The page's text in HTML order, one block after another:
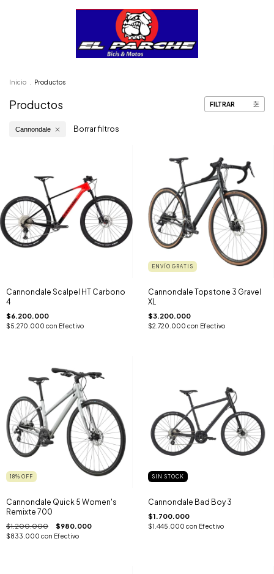
Inicio Productos
Productos FILTRAR
Cannondale Borrar filtros
Cannondale Scalpel HT Carbono
4
$6.200.000
$5.270.000 con Efectivo
ENVÍO GRATIS
Cannondale Topstone 3 Gravel
XL
$3.200.000
$2.720.000 con Efectivo
18% OFF
Cannondale Quick 5 Women's
Remixte 700
$1.200.000 $980.000
$833.000 con Efectivo
SIN STOCK
Cannondale Bad Boy 3
$1.700.000
$1.445.000 con Efectivo